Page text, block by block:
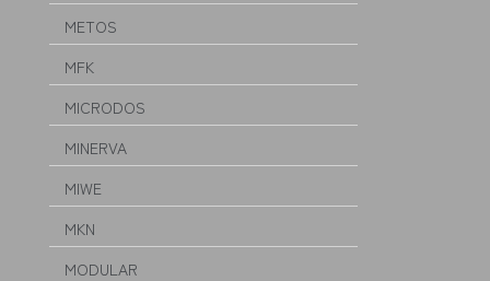
METOS
MFK
MICRODOS
MINERVA
MIWE
MKN
MODULAR